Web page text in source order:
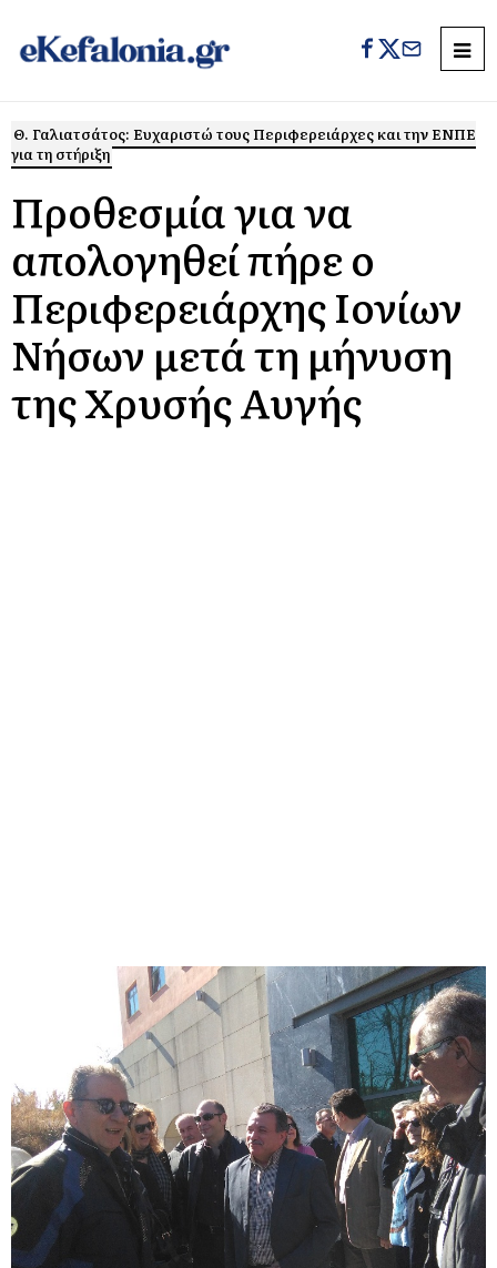
Θ. Γαλιατσάτος: Ευχαριστώ τους Περιφερειάρχες και την ΕΝΠΕ
για τη στήριξη
Προθεσμία για να
απολογηθεί πήρε ο
Περιφερειάρχης Ιονίων
Νήσων μετά τη μήνυση
της Χρυσής Αυγής